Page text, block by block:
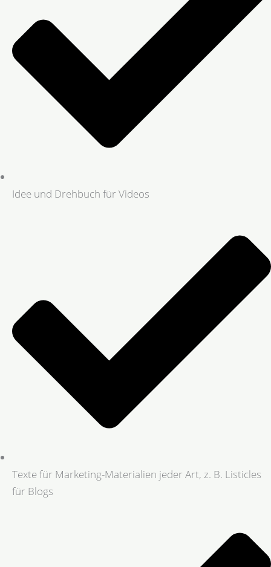
Idee und Drehbuch für Videos
Texte für Marketing-Materialien jeder Art, z. B. Listicles
für Blogs